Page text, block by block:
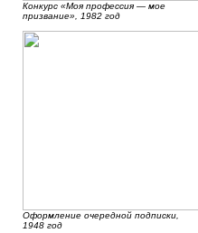
Конкурс «Моя профессия — мое
призвание», 1982 год
Оформление очередной подписки,
1948 год